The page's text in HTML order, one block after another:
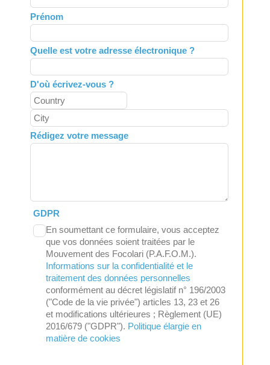
field
blank
Prénom
Quelle est votre adresse électronique ?
D'où écrivez-vous ?
Rédigez votre message
GDPR
En soumettant ce formulaire, vous acceptez
que vos données soient traitées par le
Mouvement des Focolari (P.A.F.O.M.).
Informations sur la confidentialité et le
traitement des données personnelles
conformément au décret législatif n° 196/2003
("Code de la vie privée") articles 13, 23 et 26
et modifications ultérieures ; Règlement (UE)
2016/679 ("GDPR"). Politique élargie en
matière de cookies